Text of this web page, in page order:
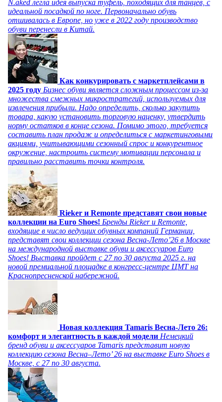
N.aked легла идея выпуска туфель, походящих для танцев, с
идеальной посадкой по ноге. Первоначально обувь
отшивалась в Европе, но уже в 2022 году производство
обуви перенесли в Китай.
Как конкурировать с маркетплейсами в
2025 году Бизнес обуви является сложным процессом из-за
множества смежных микростратегий, используемых для
извлечения прибыли. Надо определить, сколько закупить
товара, какую установить торговую наценку, утвердить
норму остатков в конце сезона. Помимо этого, требуется
составить план продаж и определиться с маркетинговыми
акциями, учитывающими сезонный спрос и конкурентное
окружение, настроить систему мотивации персонала и
правильно расставить точки контроля.
Rieker и Remonte представят свои новые
коллекции на Euro Shoes! Бренды Rieker и Remonte,
входящие в число ведущих обувных компаний Германии,
представят свои коллекции сезона Весна-Лето’26 в Москве
на международной выставке обуви и аксессуаров Euro
Shoes! Выставка пройдет c 27 по 30 августа 2025 г. на
новой премиальной площадке в конгресс-центре ЦМТ на
Краснопресненской набережной.
Новая коллекция Tamaris Весна-Лето 26:
комфорт и элегантность в каждой модели Немецкий
бренд обуви и аксессуаров Tamaris представит новую
коллекцию сезона Весна–Лето’ 26 на выставке Euro Shoes в
Москве, с 27 по 30 августа.